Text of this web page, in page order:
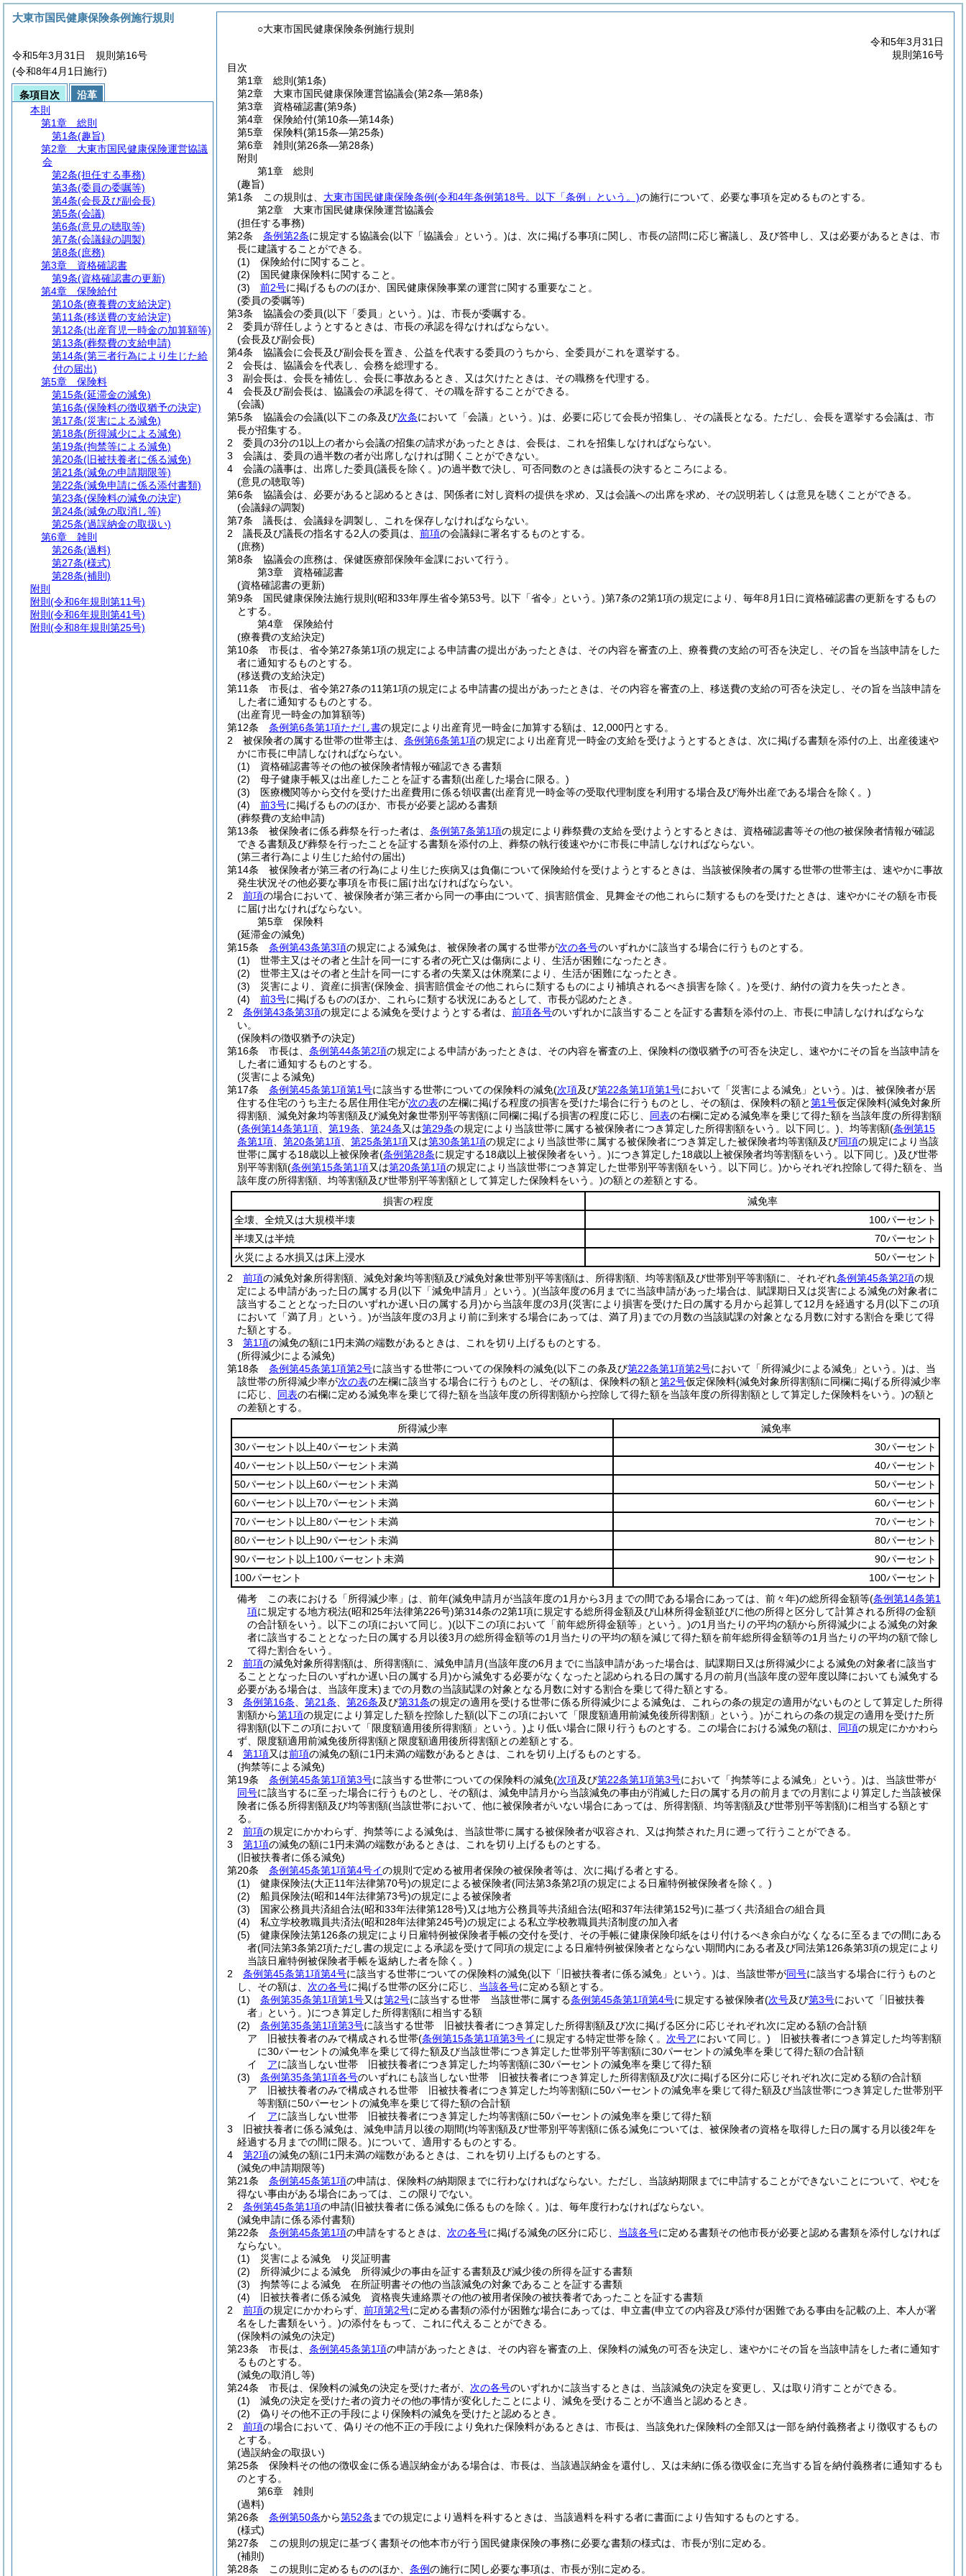
○大東市国民健康保険条例施行規則
令和5年3月31日
規則第16号
目次
第1章
総則 (第1条)
第2章
大東市国民健康保険運営協議会(第2条―第8条)
第3章
資格確認書(第9条)
第4章
保険給付(第10条―第14条)
第5章
保険料(第15条―第25条)
第6章
雑則 (第26条―第28条)
附則
第1章
総則
(趣旨)
第1条
この規則は、 大東市国民健康保険条例(令和4年条例第18号。以下「条例」という。)の施行について、必要な事項を定めるものとする。
第2章
大東市国民健康保険運営協議会
(担任する事務)
第2条
条例第2条に規定する協議会(以下「協議会」という。)は、次に掲げる事項に関し、市長の諮問に応じ審議し、及び答申し、又は必要があるときは、市
長に建議することができる。
(1)
保険給付に関すること。
(2)
国民健康保険料に関すること。
(3)
前2号に掲げるもののほか、国民健康保険事業の運営に関する重要なこと。
(委員の委嘱等)
第3条
協議会の委員(以下「委員」という。)は、市長が委嘱する。
2
委員が辞任しようとするときは、市長の承認を得なければならない。
(会長及び副会長)
第4条
協議会に会長及び副会長を置き、公益を代表する委員のうちから、全委員がこれを選挙する。
2
会長は、協議会を代表し、会務を総理する。
3
副会長は、会長を補佐し、会長に事故あるとき、又は欠けたときは、その職務を代理する。
4
会長及び副会長は、協議会の承認を得て、その職を辞することができる。
(会議)
第5条
協議会の会議(以下この条及び次条において「会議」という。)は、必要に応じて会長が招集し、その議長となる。 ただし、会長を選挙する会議は、市
長が招集する。
2
委員の3分の1以上の者から会議の招集の請求があったときは、会長は、これを招集しなければならない。
3
会議は、委員の過半数の者が出席しなければ開くことができない。
4
会議の議事は、出席した委員(議長を除く。)の過半数で決し、可否同数のときは議長の決するところによる。
(意見の聴取等)
第6条
協議会は、必要があると認めるときは、関係者に対し資料の提供を求め、又は会議への出席を求め、その説明若しくは意見を聴くことができる。
(会議録の調製)
第7条
議長は、会議録を調製し、これを保存しなければならない。
2
議長及び議長の指名する2人の委員は、 前項の会議録に署名するものとする。
(庶務)
第8条
協議会の庶務は、保健医療部保険年金課において行う。
第3章
資格確認書
(資格確認書の更新)
第9条
国民健康保険法施行規則 (昭和33年厚生省令第53号。以下「省令」という。)第7条の2第1項の規定により、毎年8月1日に資格確認書の更新をするもの
とする。
第4章
保険給付
(療養費の支給決定)
第10条
市長は、省令第27条第1項の規定による申請書の提出があったときは、その内容を審査の上、療養費の支給の可否を決定し、その旨を当該申請をした
者に通知するものとする。
(移送費の支給決定)
第11条
市長は、省令第27条の11第1項の規定による申請書の提出があったときは、その内容を審査の上、移送費の支給の可否を決定し、その旨を当該申請を
した者に通知するものとする。
(出産育児一時金の加算額等)
第12条
条例第6条第1項ただし書の規定により出産育児一時金に加算する額は、12,000円とする。
2
被保険者の属する世帯の世帯主は、 条例第6条第1項の規定により出産育児一時金の支給を受けようとするときは、次に掲げる書類を添付の上、出産後速や
かに市長に申請しなければならない。
(1)
資格確認書等その他の被保険者情報が確認できる書類
(2)
母子健康手帳又は出産したことを証する書類(出産した場合に限る。)
(3)
医療機関等から交付を受けた出産費用に係る領収書(出産育児一時金等の受取代理制度を利用する場合及び海外出産である場合を除く。)
(4)
前3号に掲げるもののほか、市長が必要と認める書類
(葬祭費の支給申請)
第13条
被保険者に係る葬祭を行った者は、 条例第7条第1項の規定により葬祭費の支給を受けようとするときは、資格確認書等その他の被保険者情報が確認
できる書類及び葬祭を行ったことを証する書類を添付の上、葬祭の執行後速やかに市長に申請しなければならない。
(第三者行為により生じた給付の届出)
第14条
被保険者が第三者の行為により生じた疾病又は負傷について保険給付を受けようとするときは、当該被保険者の属する世帯の世帯主は、速やかに事故
発生状況その他必要な事項を市長に届け出なければならない。
2
前項の場合において、被保険者が第三者から同一の事由について、損害賠償金、見舞金その他これらに類するものを受けたときは、速やかにその額を市長
に届け出なければならない。
第5章
保険料
(延滞金の減免)
第15条
条例第43条第3項の規定による減免は、被保険者の属する世帯が次の各号のいずれかに該当する場合に行うものとする。
(1)
世帯主又はその者と生計を同一にする者の死亡又は傷病により、生活が困難になったとき。
(2)
世帯主又はその者と生計を同一にする者の失業又は休廃業により、生活が困難になったとき。
(3)
災害により、資産に損害(保険金、損害賠償金その他これらに類するものにより補填されるべき損害を除く。)を受け、納付の資力を失ったとき。
(4)
前3号に掲げるもののほか、これらに類する状況にあるとして、市長が認めたとき。
2
条例第43条第3項の規定による減免を受けようとする者は、 前項各号のいずれかに該当することを証する書類を添付の上、市長に申請しなければならな
い。
(保険料の徴収猶予の決定)
第16条
市長は、 条例第44条第2項の規定による申請があったときは、その内容を審査の上、保険料の徴収猶予の可否を決定し、速やかにその旨を当該申請を
した者に通知するものとする。
(災害による減免)
第17条
条例第45条第1項第1号に該当する世帯についての保険料の減免(次項及び第22条第1項第1号において「災害による減免」という。)は、被保険者が居
住する住宅のうち主たる居住用住宅が次の表の左欄に掲げる程度の損害を受けた場合に行うものとし、その額は、保険料の額と第1号仮定保険料(減免対象所
得割額、減免対象均等割額及び減免対象世帯別平等割額に同欄に掲げる損害の程度に応じ、 同表の右欄に定める減免率を乗じて得た額を当該年度の所得割額
(条例第14条第1項 第19条 第24条又は第29条の規定により当該世帯に属する被保険者につき算定した所得割額をいう。以下同じ。) 、均等割額(条例第15
条第1項
第20条第1項 第25条第1項又は第30条第1項の規定により当該世帯に属する被保険者につき算定した被保険者均等割額及び同項の規定により当該
世帯に属する18歳以上被保険者(条例第28条に規定する18歳以上被保険者をいう。)につき算定した18歳以上被保険者均等割額をいう。以下同じ。)及び世帯
別平等割額(条例第15条第1項又は第20条第1項の規定により当該世帯につき算定した世帯別平等割額をいう。以下同じ。)からそれぞれ控除して得た額を、当
該年度の所得割額、均等割額及び世帯別平等割額として算定した保険料をいう。)の額との差額とする。
損害の程度
減免率
全壊、全焼又は大規模半壊
100パーセント
半壊又は半焼
70パーセント
火災による水損又は床上浸水
50パーセント
2
前項の減免対象所得割額、減免対象均等割額及び減免対象世帯別平等割額は、所得割額、均等割額及び世帯別平等割額に、それぞれ条例第45条第2項の規
定による申請があった日の属する月(以下「減免申請月」という。)(当該年度の6月までに当該申請があった場合は、賦課期日又は災害による減免の対象者に
該当することとなった日のいずれか遅い日の属する月)から当該年度の3月(災害により損害を受けた日の属する月から起算して12月を経過する月(以下この項
において「満了月」という。)が当該年度の3月より前に到来する場合にあっては、満了月) までの月数の当該賦課の対象となる月数に対する割合を乗じて得
た額とする。
3
第1項の減免の額に1円未満の端数があるときは、これを切り上げるものとする。
(所得減少による減免)
第18条
条例第45条第1項第2号に該当する世帯についての保険料の減免(以下この条及び第22条第1項第2号において「所得減少による減免」という。)は、当
該世帯の所得減少率が次の表の左欄に該当する場合に行うものとし、その額は、保険料の額と第2号仮定保険料(減免対象所得割額に同欄に掲げる所得減少率
に応じ、 同表の右欄に定める減免率を乗じて得た額を当該年度の所得割額から控除して得た額を当該年度の所得割額として算定した保険料をいう。)の額と
の差額とする。
所得減少率
減免率
30パーセント以上40パーセント未満
30パーセント
40パーセント以上50パーセント未満
40パーセント
50パーセント以上60パーセント未満
50パーセント
60パーセント以上70パーセント未満
60パーセント
70パーセント以上80パーセント未満
70パーセント
80パーセント以上90パーセント未満
80パーセント
90パーセント以上100パーセント未満
90パーセント
100パーセント
100パーセント
備考 この表における「所得減少率」は、前年(減免申請月が当該年度の1月から3月までの間である場合にあっては、前々年)の総所得金額等(条例第14条第1
項に規定する地方税法(昭和25年法律第226号)第314条の2第1項に規定する総所得金額及び山林所得金額並びに他の所得と区分して計算される所得の金額
の合計額をいう。以下この項において同じ。)(以下この項において「前年総所得金額等」という。)の1月当たりの平均の額から所得減少による減免の対象
者に該当することとなった日の属する月以後3月の総所得金額等の1月当たりの平均の額を減じて得た額を前年総所得金額等の1月当たりの平均の額で除し
て得た割合をいう。
2
前項の減免対象所得割額は、所得割額に、減免申請月(当該年度の6月までに当該申請があった場合は、賦課期日又は所得減少による減免の対象者に該当す
ることとなった日のいずれか遅い日の属する月)から減免する必要がなくなったと認められる日の属する月の前月(当該年度の翌年度以降においても減免する
必要がある場合は、当該年度末) までの月数の当該賦課の対象となる月数に対する割合を乗じて得た額とする。
3
条例第16条 第21条 第26条及び第31条の規定の適用を受ける世帯に係る所得減少による減免は、これらの条の規定の適用がないものとして算定した所得
割額から第1項の規定により算定した額を控除した額(以下この項において「限度額適用前減免後所得割額」という。)がこれらの条の規定の適用を受けた所
得割額(以下この項において「限度額適用後所得割額」という。)より低い場合に限り行うものとする。 この場合における減免の額は、 同項の規定にかかわら
ず、限度額適用前減免後所得割額と限度額適用後所得割額との差額とする。
4
第1項又は前項の減免の額に1円未満の端数があるときは、これを切り上げるものとする。
(拘禁等による減免)
第19条
条例第45条第1項第3号に該当する世帯についての保険料の減免(次項及び第22条第1項第3号において「拘禁等による減免」という。)は、当該世帯が
同号に該当するに至った場合に行うものとし、その額は、減免申請月から当該減免の事由が消滅した日の属する月の前月までの月割により算定した当該被保
険者に係る所得割額及び均等割額(当該世帯において、他に被保険者がいない場合にあっては、所得割額、均等割額及び世帯別平等割額)に相当する額とす
る。
2
前項の規定にかかわらず、拘禁等による減免は、当該世帯に属する被保険者が収容され、又は拘禁された月に遡って行うことができる。
3
第1項の減免の額に1円未満の端数があるときは、これを切り上げるものとする。
(旧被扶養者に係る減免)
第20条
条例第45条第1項第4号イの規則で定める被用者保険の被保険者等は、次に掲げる者とする。
(1)
健康保険法(大正11年法律第70号)の規定による被保険者(同法第3条第2項の規定による日雇特例被保険者を除く。)
(2)
船員保険法(昭和14年法律第73号)の規定による被保険者
(3)
国家公務員共済組合法(昭和33年法律第128号)又は地方公務員等共済組合法(昭和37年法律第152号)に基づく共済組合の組合員
(4)
私立学校教職員共済法(昭和28年法律第245号)の規定による私立学校教職員共済制度の加入者
(5)
健康保険法第126条の規定により日雇特例被保険者手帳の交付を受け、その手帳に健康保険印紙をはり付けるべき余白がなくなるに至るまでの間にある
者(同法第3条第2項ただし書の規定による承認を受けて同項の規定による日雇特例被保険者とならない期間内にある者及び同法第126条第3項の規定により
当該日雇特例被保険者手帳を返納した者を除く。)
2
条例第45条第1項第4号に該当する世帯についての保険料の減免(以下「旧被扶養者に係る減免」という。)は、当該世帯が同号に該当する場合に行うものと
し、その額は、 次の各号に掲げる世帯の区分に応じ、 当該各号に定める額とする。
(1)
条例第35条第1項第1号又は第2号に該当する世帯 当該世帯に属する条例第45条第1項第4号に規定する被保険者(次号及び第3号において「旧被扶養
者」という。)につき算定した所得割額に相当する額
(2)
条例第35条第1項第3号に該当する世帯 旧被扶養者につき算定した所得割額及び次に掲げる区分に応じそれぞれ次に定める額の合計額
ア
旧被扶養者のみで構成される世帯(条例第15条第1項第3号イに規定する特定世帯を除く。 次号アにおいて同じ。) 旧被扶養者につき算定した均等割額
に30パーセントの減免率を乗じて得た額及び当該世帯につき算定した世帯別平等割額に30パーセントの減免率を乗じて得た額の合計額
イ
アに該当しない世帯 旧被扶養者につき算定した均等割額に30パーセントの減免率を乗じて得た額
(3)
条例第35条第1項各号のいずれにも該当しない世帯 旧被扶養者につき算定した所得割額及び次に掲げる区分に応じそれぞれ次に定める額の合計額
ア
旧被扶養者のみで構成される世帯 旧被扶養者につき算定した均等割額に50パーセントの減免率を乗じて得た額及び当該世帯につき算定した世帯別平
等割額に50パーセントの減免率を乗じて得た額の合計額
イ
アに該当しない世帯 旧被扶養者につき算定した均等割額に50パーセントの減免率を乗じて得た額
3
旧被扶養者に係る減免は、減免申請月以後の期間(均等割額及び世帯別平等割額に係る減免については、被保険者の資格を取得した日の属する月以後2年を
経過する月までの間に限る。)について、適用するものとする。
4
第2項の減免の額に1円未満の端数があるときは、これを切り上げるものとする。
(減免の申請期限等)
第21条
条例第45条第1項の申請は、保険料の納期限までに行わなければならない。 ただし、当該納期限までに申請することができないことについて、やむを
得ない事由がある場合にあっては、この限りでない。
2
条例第45条第1項の申請(旧被扶養者に係る減免に係るものを除く。)は、毎年度行わなければならない。
(減免申請に係る添付書類)
第22条
条例第45条第1項の申請をするときは、 次の各号に掲げる減免の区分に応じ、 当該各号に定める書類その他市長が必要と認める書類を添付しなければ
ならない。
(1)
災害による減免 り災証明書
(2)
所得減少による減免 所得減少の事由を証する書類及び減少後の所得を証する書類
(3)
拘禁等による減免 在所証明書その他の当該減免の対象であることを証する書類
(4)
旧被扶養者に係る減免 資格喪失連絡票その他の被用者保険の被扶養者であったことを証する書類
2
前項の規定にかかわらず、 前項第2号に定める書類の添付が困難な場合にあっては、申立書(申立ての内容及び添付が困難である事由を記載の上、本人が署
名をした書類をいう。)の添付をもって、これに代えることができる。
(保険料の減免の決定)
第23条
市長は、 条例第45条第1項の申請があったときは、その内容を審査の上、保険料の減免の可否を決定し、速やかにその旨を当該申請をした者に通知す
るものとする。
(減免の取消し等)
第24条
市長は、保険料の減免の決定を受けた者が、 次の各号のいずれかに該当するときは、当該減免の決定を変更し、又は取り消すことができる。
(1)
減免の決定を受けた者の資力その他の事情が変化したことにより、減免を受けることが不適当と認めるとき。
(2)
偽りその他不正の手段により保険料の減免を受けたと認めるとき。
2
前項の場合において、偽りその他不正の手段により免れた保険料があるときは、市長は、当該免れた保険料の全部又は一部を納付義務者より徴収するもの
とする。
(過誤納金の取扱い)
第25条
保険料その他の徴収金に係る過誤納金がある場合は、市長は、当該過誤納金を還付し、又は未納に係る徴収金に充当する旨を納付義務者に通知するも
のとする。
第6章
雑則
(過料)
第26条
条例第50条から第52条 までの規定により過料を科するときは、当該過料を科する者に書面により告知するものとする。
(様式)
第27条
この規則の規定に基づく書類その他本市が行う国民健康保険の事務に必要な書類の様式は、市長が別に定める。
(補則)
第28条
この規則に定めるもののほか、 条例の施行に関し必要な事項は、市長が別に定める。
大東市国民健康保険条例施行規則
令和5年3月31日 規則第16号
(令和8年4月1日施行)
条項目次
沿革
本則
第1章
総則
第1条(趣旨)
第2章
大東市国民健康保険運営協議
会
第2条(担任する事務)
第3条(委員の委嘱等)
第4条(会長及び副会長)
第5条(会議)
第6条(意見の聴取等)
第7条(会議録の調製)
第8条(庶務)
第3章
資格確認書
第9条(資格確認書の更新)
第4章
保険給付
第10条(療養費の支給決定)
第11条(移送費の支給決定)
第12条(出産育児一時金の加算額等)
第13条(葬祭費の支給申請)
第14条(第三者行為により生じた給
付の届出)
第5章
保険料
第15条(延滞金の減免)
第16条(保険料の徴収猶予の決定)
第17条(災害による減免)
第18条(所得減少による減免)
第19条(拘禁等による減免)
第20条(旧被扶養者に係る減免)
第21条(減免の申請期限等)
第22条(減免申請に係る添付書類)
第23条(保険料の減免の決定)
第24条(減免の取消し等)
第25条(過誤納金の取扱い)
第6章
雑則
第26条(過料)
第27条(様式)
第28条(補則)
附則
附則 (令和6年規則第11号)
附則 (令和6年規則第41号)
附則 (令和8年規則第25号)